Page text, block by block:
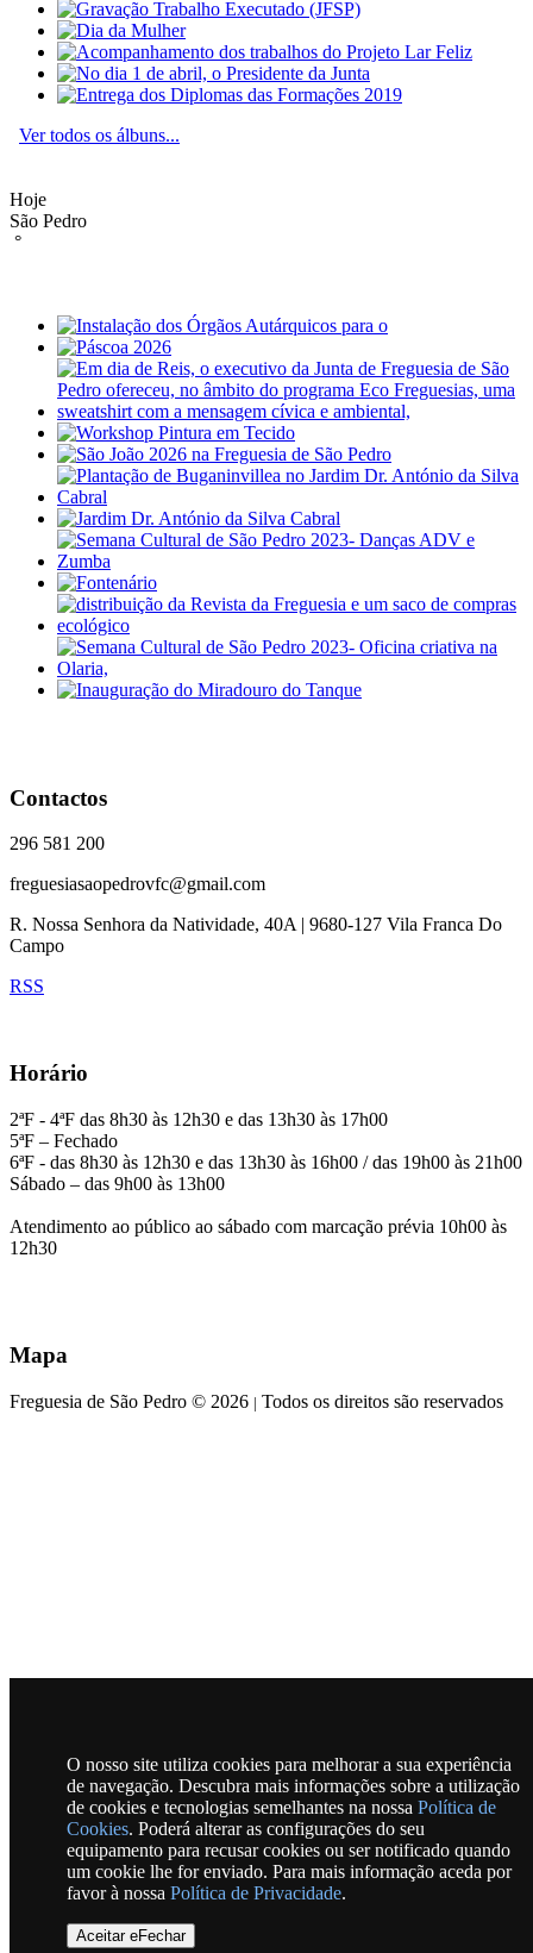
O nosso site utiliza cookies para melhorar a sua experiência
de navegação. Descubra mais informações sobre a utilização
de cookies e tecnologias semelhantes na nossa Política de
Cookies. Poderá alterar as configurações do seu
equipamento para recusar cookies ou ser notificado quando
um cookie lhe for enviado. Para mais informação aceda por
favor à nossa Política de Privacidade.
Aceitar eFechar
Ver todos os álbuns...
Hoje
São Pedro
°
Contactos
296 581 200
freguesiasaopedrovfc@gmail.com
R. Nossa Senhora da Natividade, 40A | 9680-127 Vila Franca Do
Campo
RSS
Horário
2ªF - 4ªF das 8h30 às 12h30 e das 13h30 às 17h00
5ªF – Fechado
6ªF - das 8h30 às 12h30 e das 13h30 às 16h00 / das 19h00 às 21h00
Sábado – das 9h00 às 13h00
Atendimento ao público ao sábado com marcação prévia 10h00 às
12h30
Mapa
Freguesia de São Pedro © 2026 | Todos os direitos são reservados